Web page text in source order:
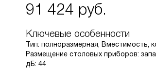
91 424 руб.
Ключевые особенности
Тип: полноразмерная, Вместимость,
Размещение столовых приборов:
дБ: 44